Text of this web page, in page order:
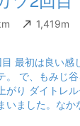
1,419m
最初は良い感
で、もみじ谷
がり ダイトレ
いました。な
ますね 1200ぐ